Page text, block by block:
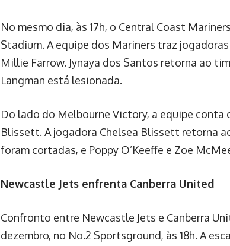
No mesmo dia, às 17h, o Central Coast
Stadium. A equipe dos Mariners traz
Millie Farrow. Jynaya dos Santos retorna ao
Langman está lesionada.
Do lado do Melbourne Victory, a equipe conta
Blissett. A jogadora Chelsea Blissett retorna
foram cortadas, e Poppy O’Keeffe e Zoe
Newcastle Jets enfrenta Canberra United
Confronto entre Newcastle Jets e Canberra
dezembro, no No.2 Sportsground, às 18h. A